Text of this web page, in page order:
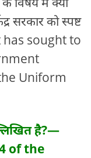
सरकार को स्पष्ट
has sought to
Uniform
है?—
of the